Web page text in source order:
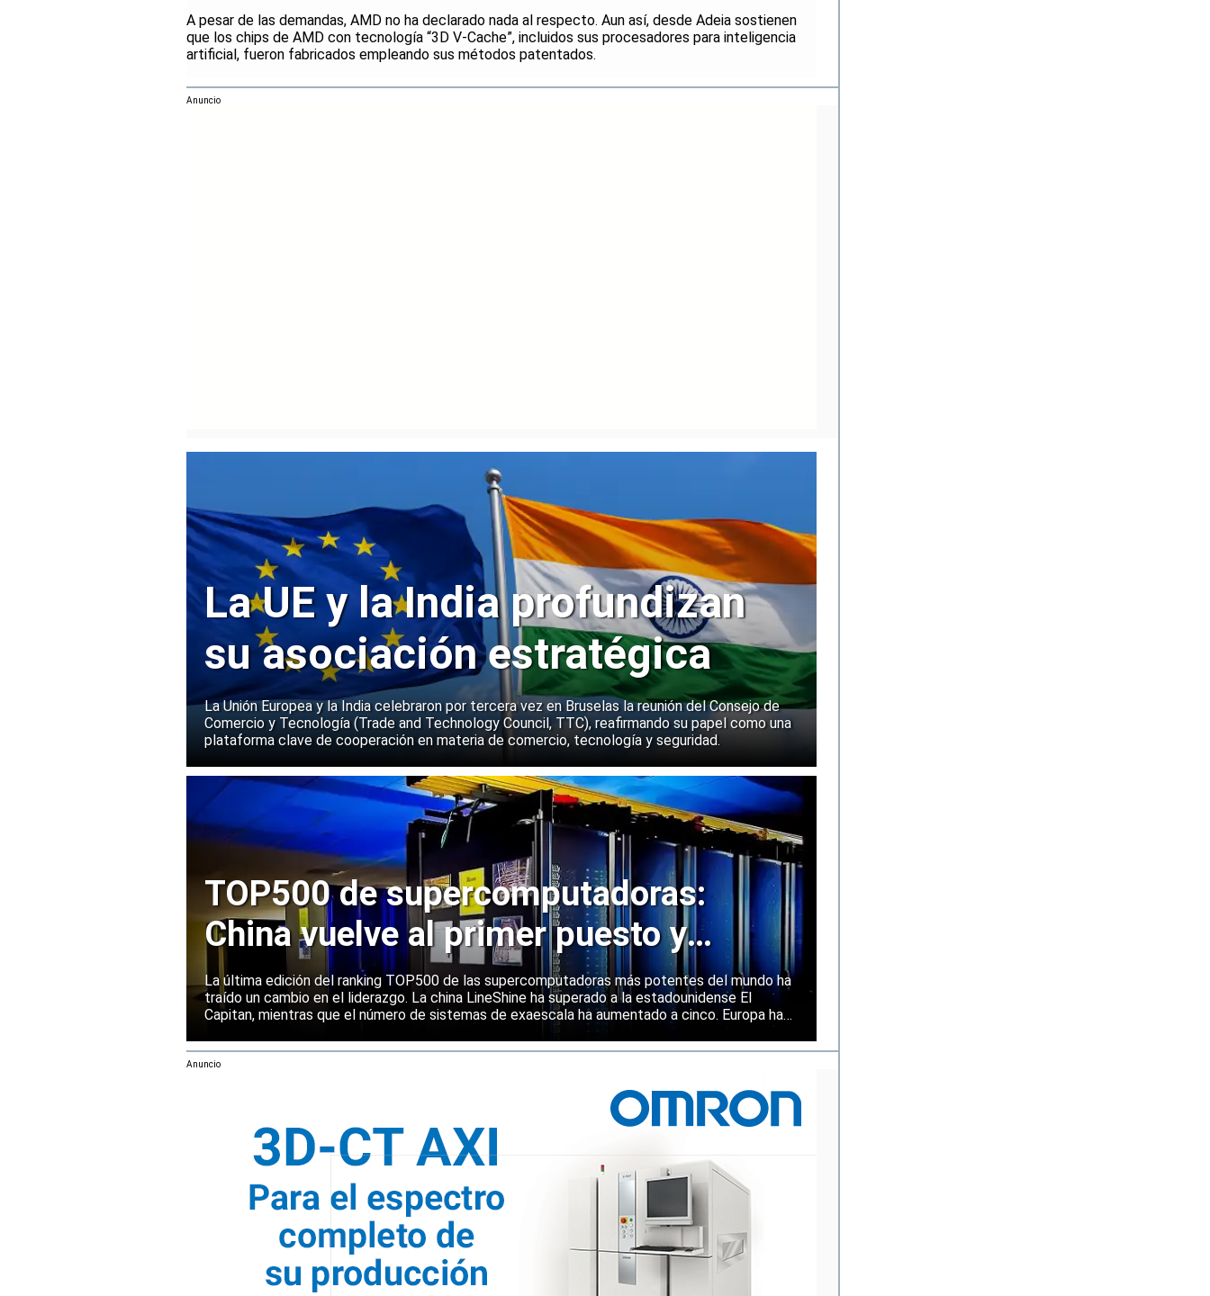
A pesar de las demandas, AMD no ha declarado nada al respecto. Aun así, desde Adeia sostienen
que los chips de AMD con tecnología “3D V-Cache”, incluidos sus procesadores para inteligencia
artificial, fueron fabricados empleando sus métodos patentados.
Anuncio
La UE y la India profundizan
su asociación estratégica
La Unión Europea y la India celebraron por tercera vez en Bruselas la reunión del Consejo de
Comercio y Tecnología (Trade and Technology Council, TTC), reafirmando su papel como una
plataforma clave de cooperación en materia de comercio, tecnología y seguridad.
TOP500 de supercomputadoras:
China vuelve al primer puesto y
Europa mantiene una posición sólida
La última edición del ranking TOP500 de las supercomputadoras más potentes del mundo ha
traído un cambio en el liderazgo. La china LineShine ha superado a la estadounidense El
Capitan, mientras que el número de sistemas de exaescala ha aumentado a cinco. Europa ha
rendimiento.
Anuncio